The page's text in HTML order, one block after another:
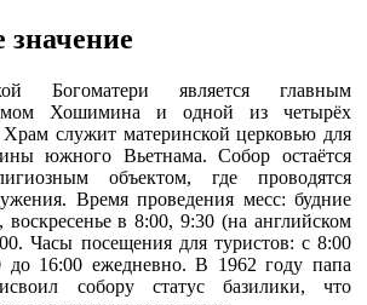
значение
Богоматери является главным
Хошимина и одной из четырёх
Храм служит материнской церковью для
южного Вьетнама. Собор остаётся
объектом, где проводятся
Время проведения месс: будние
в 8:00, 9:30 (на английском
Часы посещения для туристов: с 8:00
до 16:00 ежедневно. В 1962 году папа
собору статус базилики, что